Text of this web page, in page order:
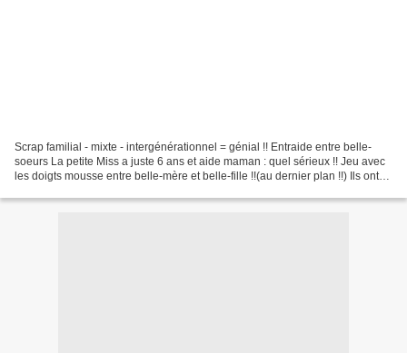
Scrap familial - mixte - intergénérationnel = génial !! Entraide entre belle-
soeurs La petite Miss a juste 6 ans et aide maman : quel sérieux !! Jeu avec
les doigts mousse entre belle-mère et belle-fille !!(au dernier plan !!) Ils ont